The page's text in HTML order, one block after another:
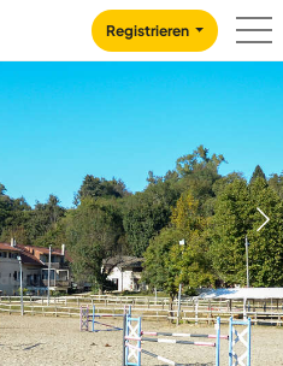
Registrieren